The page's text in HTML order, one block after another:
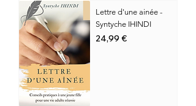
Lettre d'une ainée -
Syntyche IHINDI
Prix
24,99 €